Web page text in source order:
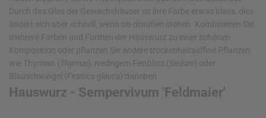
Durch das Glas der Gewächshäuser ist ihre Farbe etwas blass, dies
ändert sich aber schnell, wenn sie draußen stehen. Kombinieren Sie
mehrere Farben und Formen der Hauswurz zu einer schönen
Komposition oder pflanzen Sie andere trockenheitsaffine Pflanzen
wie Thymian ( Thymus ), niedrigem Fettblatt ( Sedum ) oder
Blauschwingel ( Festuca glauca ) daneben.
Hauswurz - Sempervivum 'Feldmaier'